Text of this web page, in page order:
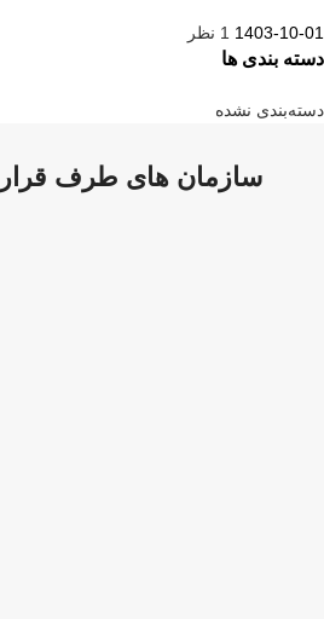
1403-10-01 1 نظر
دسته بندی ها
دسته‌بندی نشده
سازمان های طرف